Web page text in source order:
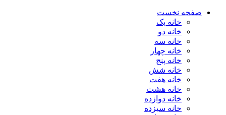
صفحه نخست
خانه یک
خانه دو
خانه سه
خانه چهار
خانه پنج
خانه شش
خانه هفت
خانه هشت
خانه دوازده
خانه سیزده